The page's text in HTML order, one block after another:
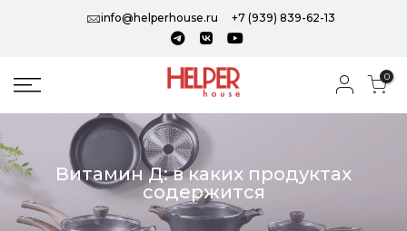
info@helperhouse.ru +7 (939) 839-62-13
0
Витамин Д: в каких продуктах
содержится